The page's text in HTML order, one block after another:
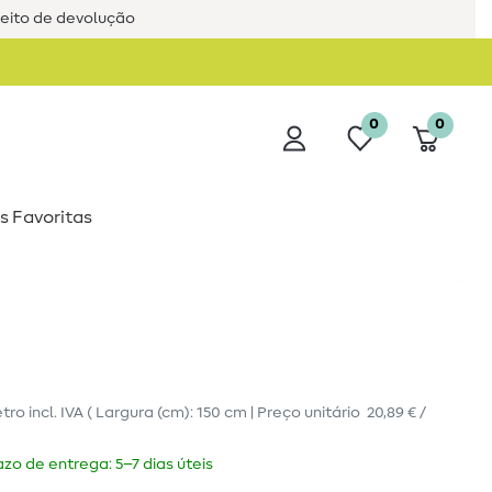
de devolução
0 0
Favoritas
incl. IVA ( Largura (cm): 150 cm | Preço unitário 20,89 € /
de entrega: 5–7 dias úteis